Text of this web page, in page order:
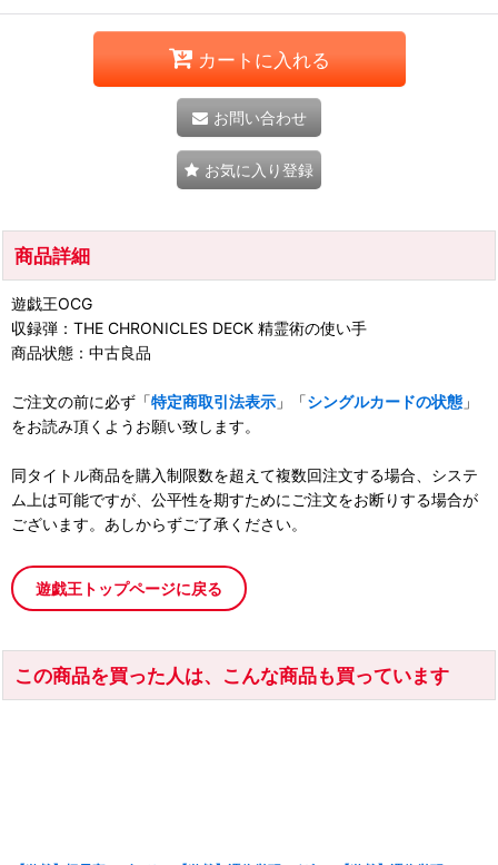
カートに入れる
お問い合わせ
お気に入り登録
商品詳細
遊戯王OCG
収録弾：THE CHRONICLES DECK 精霊術の使い手
商品状態：中古良品
ご注文の前に必ず「特定商取引法表示 」「シングルカードの状態 」
をお読み頂くようお願い致します。
同タイトル商品を購入制限数を超えて複数回注文する場合、システ
ム上は可能ですが、公平性を期すためにご注文をお断りする場合が
ございます。あしからずご了承ください。
遊戯王トップページに戻る
この商品を買った人は、こんな商品も買っています